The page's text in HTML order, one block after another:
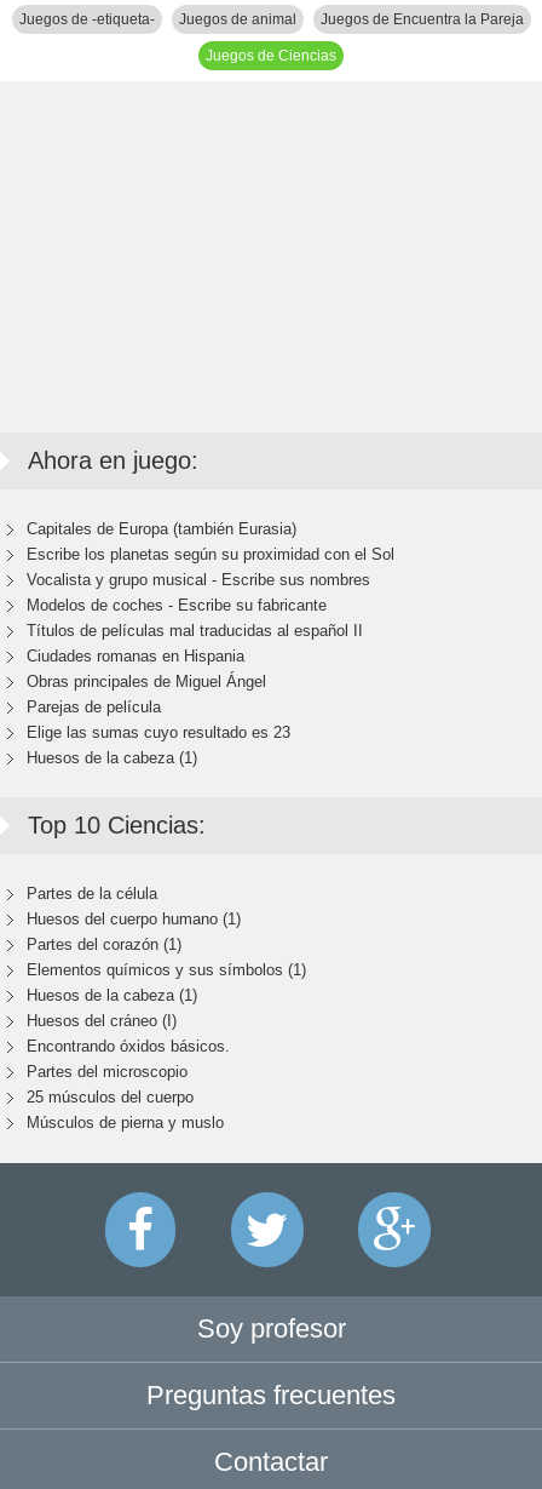
Juegos de -etiqueta- Juegos de animal Juegos de Encuentra la Pareja
Juegos de Ciencias
Ahora en juego:
Capitales de Europa (también Eurasia)
Escribe los planetas según su proximidad con el Sol
Vocalista y grupo musical - Escribe sus nombres
Modelos de coches - Escribe su fabricante
Títulos de películas mal traducidas al español II
Ciudades romanas en Hispania
Obras principales de Miguel Ángel
Parejas de película
Elige las sumas cuyo resultado es 23
Huesos de la cabeza (1)
Top 10 Ciencias:
Partes de la célula
Huesos del cuerpo humano (1)
Partes del corazón (1)
Elementos químicos y sus símbolos (1)
Huesos de la cabeza (1)
Huesos del cráneo (I)
Encontrando óxidos básicos.
Partes del microscopio
25 músculos del cuerpo
Músculos de pierna y muslo
Soy profesor
Preguntas frecuentes
Contactar